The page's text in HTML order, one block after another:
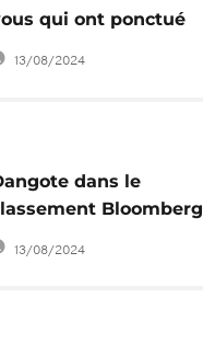
qui ont ponctué
africaine en
2017
13/08/2024
dans le
Bloomberg
50 personnes les
plus influentes du
13/08/2024